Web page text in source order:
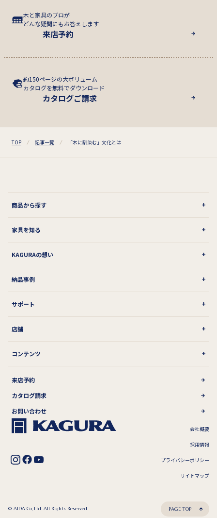
木と家具のプロが
どんな疑問にもお答えします
来店予約
約150ページの大ボリューム
カタログを無料でダウンロード
カタログご請求
TOP 記事一覧 「木に馴染む」文化とは
商品から探す
家具を知る
KAGURAの想い
納品事例
サポート
店舗
コンテンツ
来店予約
カタログ請求
お問い合わせ
会社概要
採用情報
プライバシーポリシー
サイトマップ
© AIDA Co,.Ltd. All Rights Reserved. PAGE TOP